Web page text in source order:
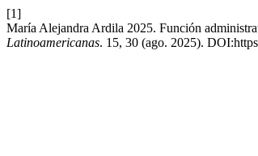
[1]
María Alejandra Ardila 2025. Función
Latinoamericanas. 15, 30 (ago. 2025).